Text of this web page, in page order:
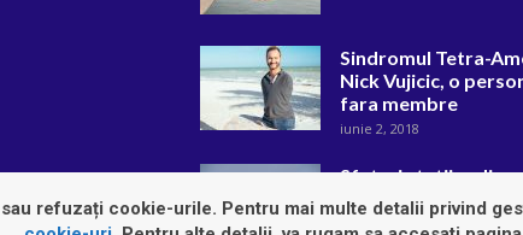
Sindromul Tetra-
Nick Vujicic, o
fara membre
iunie 2, 2018
Sfaturi statii radio
februarie 13, 2019
refuzați cookie-urile. Pentru mai multe detalii privind